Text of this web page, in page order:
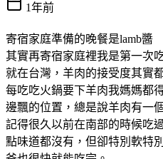
1年前
寄宿家庭準備的晚餐是lamb醬
其實再寄宿家庭裡我是第一次
就在台灣，羊肉的接受度其實
每吃吃火鍋要下羊肉我媽媽都
邊飄的位置，總是說羊肉有一
記得很久以前在南部的時候吃
點味道都沒有，但卻特別軟特